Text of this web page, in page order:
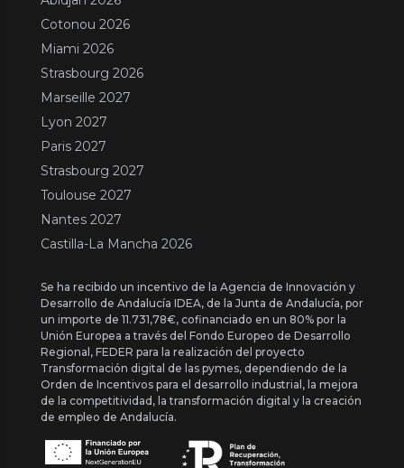
Cotonou 2026
Miami 2026
Strasbourg 2026
Marseille 2027
Lyon 2027
Paris 2027
Strasbourg 2027
Toulouse 2027
Nantes 2027
Castilla-La Mancha 2026
Se ha recibido un incentivo de la Agencia de Innovación y
Desarrollo de Andalucía IDEA, de la Junta de Andalucía, por
un importe de 11.731,78€, cofinanciado en un 80% por la
Unión Europea a través del Fondo Europeo de Desarrollo
Regional, FEDER para la realización del proyecto
Transformación digital de las pymes, dependiendo de la
Orden de Incentivos para el desarrollo industrial, la mejora
de la competitividad, la transformación digital y la creación
de empleo de Andalucía.